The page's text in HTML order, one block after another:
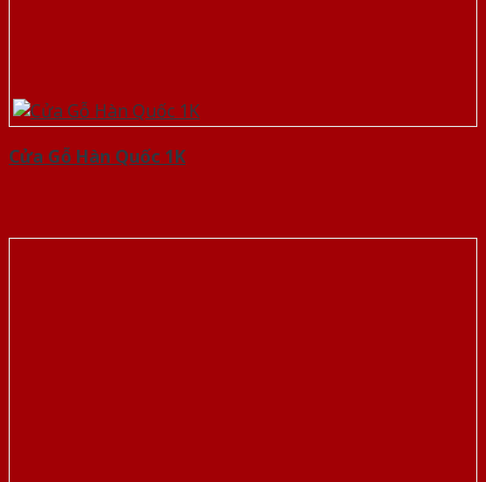
Cửa Gỗ Hàn Quốc 1K